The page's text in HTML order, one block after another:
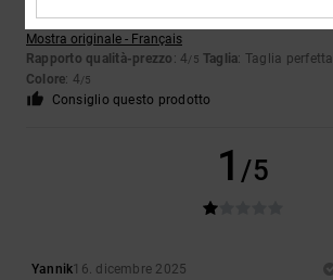
Nichel
Mostra originale - Français
Rapporto qualità-prezzo : 4/5 Taglia: Taglia perfetta
Colore: 4/5
Consiglio questo prodotto
1 /5
Yannik16. dicembre 2025